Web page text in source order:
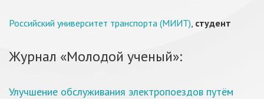
Российский университет транспорта (МИИТ), студент
Журнал «Молодой ученый»:
Улучшение обслуживания электропоездов путём